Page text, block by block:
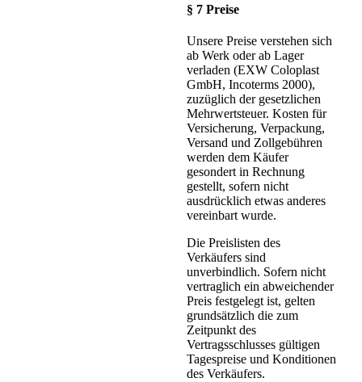
§ 7 Preise
Unsere Preise verstehen sich
ab Werk oder ab Lager
verladen (EXW Coloplast
GmbH, Incoterms 2000),
zuzüglich der gesetzlichen
Mehrwertsteuer. Kosten für
Versicherung, Verpackung,
Versand und Zollgebühren
werden dem Käufer
gesondert in Rechnung
gestellt, sofern nicht
ausdrücklich etwas anderes
vereinbart wurde.
Die Preislisten des
Verkäufers sind
unverbindlich. Sofern nicht
vertraglich ein abweichender
Preis festgelegt ist, gelten
grundsätzlich die zum
Zeitpunkt des
Vertragsschlusses gültigen
Tagespreise und Konditionen
des Verkäufers.